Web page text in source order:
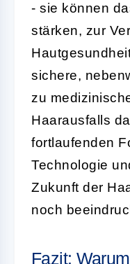
- sie können
stärken, zur
sichere,
zu
Haarausfalls
fortlaufenden
Technologie
Zukunft der
noch
Fazit: